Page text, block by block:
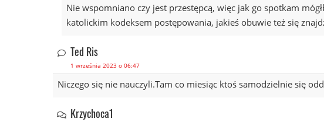
Nie wspomniano czy jest przestępcą, więc jak go spotkam
katolickim kodeksem postępowania, jakieś obuwie też się
Ted Ris
1 września 2023 o 06:47
Niczego się nie nauczyli.Tam co miesiąc ktoś samodzielnie się
Krzychoca1